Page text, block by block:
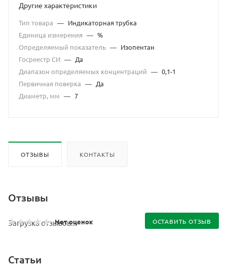
Другие характеристики
Тип товара — Индикаторная трубка
Единица измерения — %
Определяемый показатель — Изопентан
Госреестр СИ — Да
Диапазон определяемых концентраций — 0,1-1
Первичная поверка — Да
Диаметр, мм — 7
ОТЗЫВЫ КОНТАКТЫ
Отзывы
Нет оценок ОСТАВИТЬ ОТЗЫВ
Загрузка отзывов...
Статьи